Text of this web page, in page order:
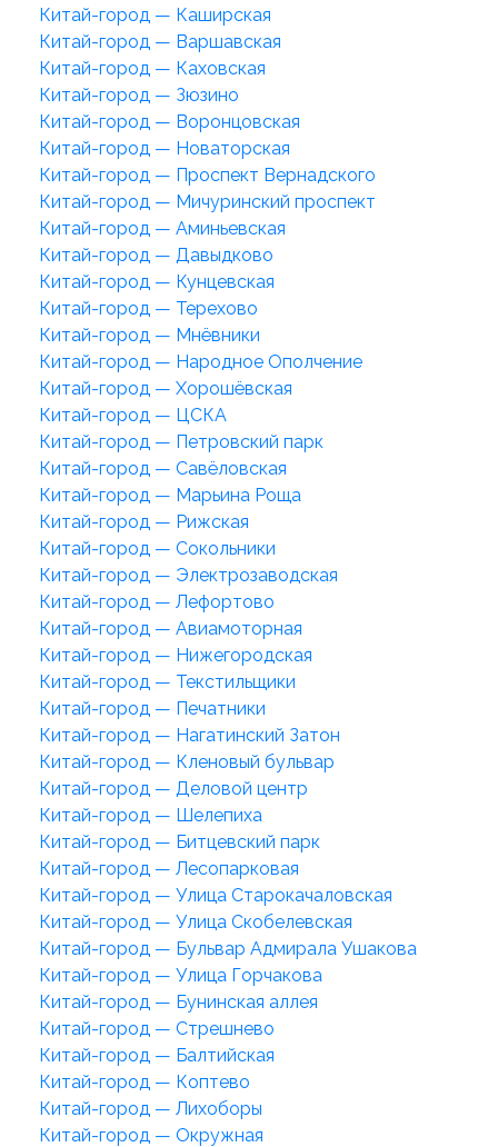
Китай-город — Каширская
Китай-город — Варшавская
Китай-город — Каховская
Китай-город — Зюзино
Китай-город — Воронцовская
Китай-город — Новаторская
Китай-город — Проспект Вернадского
Китай-город — Мичуринский проспект
Китай-город — Аминьевская
Китай-город — Давыдково
Китай-город — Кунцевская
Китай-город — Терехово
Китай-город — Мнёвники
Китай-город — Народное Ополчение
Китай-город — Хорошёвская
Китай-город — ЦСКА
Китай-город — Петровский парк
Китай-город — Савёловская
Китай-город — Марьина Роща
Китай-город — Рижская
Китай-город — Сокольники
Китай-город — Электрозаводская
Китай-город — Лефортово
Китай-город — Авиамоторная
Китай-город — Нижегородская
Китай-город — Текстильщики
Китай-город — Печатники
Китай-город — Нагатинский Затон
Китай-город — Кленовый бульвар
Китай-город — Деловой центр
Китай-город — Шелепиха
Китай-город — Битцевский парк
Китай-город — Лесопарковая
Китай-город — Улица Старокачаловская
Китай-город — Улица Скобелевская
Китай-город — Бульвар Адмирала Ушакова
Китай-город — Улица Горчакова
Китай-город — Бунинская аллея
Китай-город — Стрешнево
Китай-город — Балтийская
Китай-город — Коптево
Китай-город — Лихоборы
Китай-город — Окружная